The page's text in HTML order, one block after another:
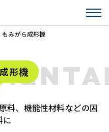
もみがら成形機
形機
料、機能性材料などの固
に